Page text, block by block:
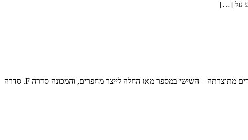
ליגונג הסינית חושפת את דור המחפרים הבא שלה הכולל שורה של שיפורים וחידושים ליגונג (Liugong) הסינית משיקה את הדור הבא של המחפרים מתוצרתה – השישי במספר מאז החלה לייצר מחפרים, והמכונה סדרה F. סדרה